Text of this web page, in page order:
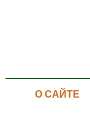
О САЙТЕ